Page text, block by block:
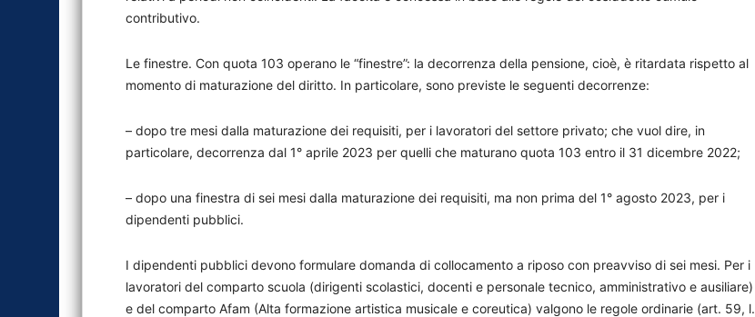
contributivo.
Le finestre. Con quota 103 operano le “finestre”: la decorrenza della pensione, cioè, è ritardata rispetto al
momento di maturazione del diritto. In particolare, sono previste le seguenti decorrenze:
– dopo tre mesi dalla maturazione dei requisiti, per i lavoratori del settore privato; che vuol dire, in
particolare, decorrenza dal 1° aprile 2023 per quelli che maturano quota 103 entro il 31 dicembre 2022;
– dopo una finestra di sei mesi dalla maturazione dei requisiti, ma non prima del 1° agosto 2023, per i
dipendenti pubblici.
I dipendenti pubblici devono formulare domanda di collocamento a riposo con preavviso di sei mesi. Per i
lavoratori del comparto scuola (dirigenti scolastici, docenti e personale tecnico, amministrativo e ausiliare)
e del comparto Afam (Alta formazione artistica musicale e coreutica) valgono le regole ordinarie (art. 59, l.